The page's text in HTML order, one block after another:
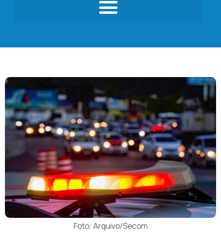
Foto: Arquivo/Secom